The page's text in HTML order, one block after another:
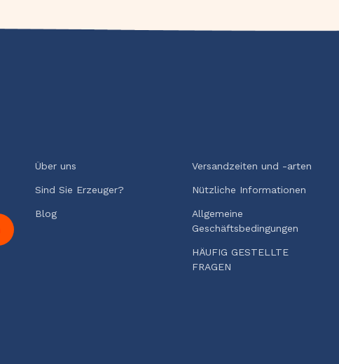
Über uns
Sind Sie Erzeuger?
Blog
Versandzeiten und -arten
Nützliche Informationen
Allgemeine
Geschäftsbedingungen
HÄUFIG GESTELLTE
FRAGEN